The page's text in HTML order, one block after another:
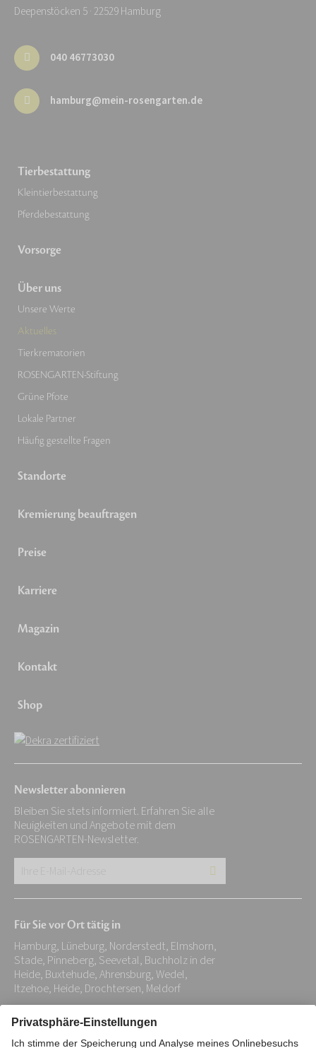
Deepenstöcken 5 · 22529 Hamburg
040 46773030
hamburg@mein-rosengarten.de
Tierbestattung
Kleintierbestattung
Pferdebestattung
Vorsorge
Über uns
Unsere Werte
Aktuelles
Tierkrematorien
ROSENGARTEN-Stiftung
Grüne Pfote
Lokale Partner
Häufig gestellte Fragen
Standorte
Kremierung beauftragen
Preise
Karriere
Magazin
Kontakt
Shop
Newsletter abonnieren
Bleiben Sie stets informiert. Erfahren Sie alle
Neuigkeiten und Angebote mit dem
ROSENGARTEN-Newsletter.
E-
Adresse:
*
Für Sie vor Ort tätig in
Hamburg, Lüneburg, Norderstedt, Elmshorn,
Stade, Pinneberg, Seevetal, Buchholz in der
Heide, Buxtehude, Ahrensburg, Wedel,
Itzehoe, Heide, Drochtersen, Meldorf
Impressum Datenschutz Stiftung